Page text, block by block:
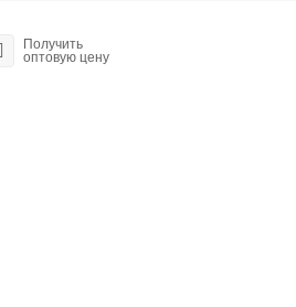
Получить
оптовую цену